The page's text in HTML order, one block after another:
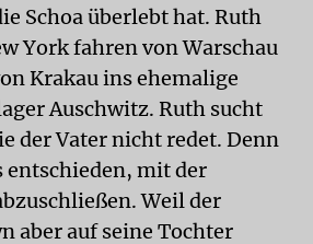
Schoa überlebt hat. Ruth
York fahren von Warschau
Krakau ins ehemalige
Auschwitz. Ruth sucht
der Vater nicht redet. Denn
entschieden, mit der
Weil der
aber auf seine Tochter